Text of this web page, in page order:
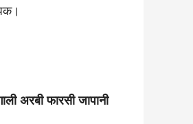
अरबी फारसी जापानी